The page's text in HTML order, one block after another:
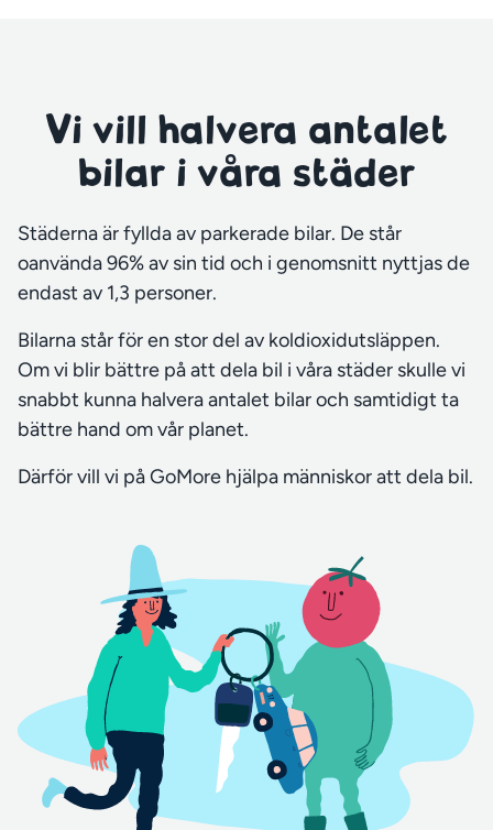
Vi vill halvera antalet
bilar i våra städer
Städerna är fyllda av parkerade bilar. De står
oanvända 96% av sin tid och i genomsnitt nyttjas de
endast av 1,3 personer.
Bilarna står för en stor del av koldioxidutsläppen.
Om vi blir bättre på att dela bil i våra städer skulle vi
snabbt kunna halvera antalet bilar och samtidigt ta
bättre hand om vår planet.
Därför vill vi på GoMore hjälpa människor att dela bil.